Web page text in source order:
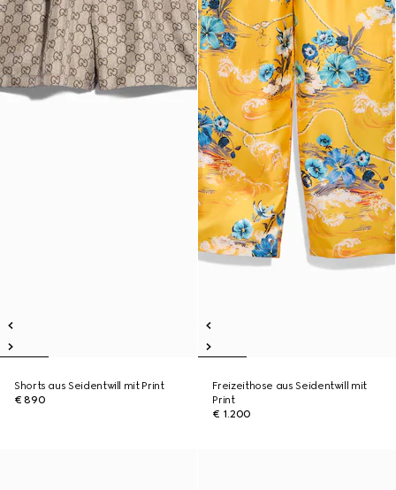
Shorts aus Seidentwill mit Print
€ 890
Freizeithose aus Seidentwill mit
Print
€ 1.200